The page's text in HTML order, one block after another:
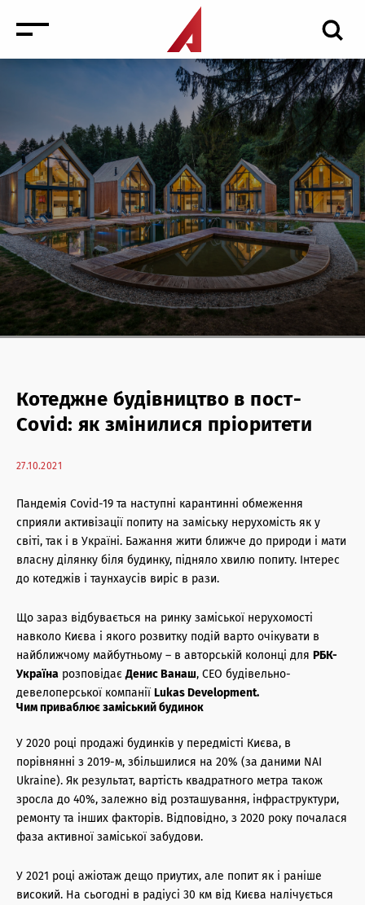
Новини
Заходи
Медіа
Житлова нерухомість: антикризові послуги
Офісна нерухомість: агентські послуги
Торгова нерухомість: агентські послуги
Інвестиції в нерухомість
Архітектурні послуги
Управління нерухомістю
Котеджне будівництво в пост-
Covid: як змінилися пріоритети
27.10.2021
Пандемія Covid-19 та наступні карантинні обмеження
сприяли активізації попиту на заміську нерухомість як у
світі, так і в Україні. Бажання жити ближче до природи і мати
власну ділянку біля будинку, підняло хвилю попиту. Інтерес
до котеджів і таунхаусів виріс в рази.
Що зараз відбувається на ринку заміської нерухомості
навколо Києва і якого розвитку подій варто очікувати в
найближчому майбутньому – в авторській колонці для РБК-
Україна розповідаєДенис Ванаш, СЕО будівельно-
девелоперської компанії Lukas Development.
Чим приваблює заміський будинок
У 2020 році продажі будинків у передмісті Києва, в
порівнянні з 2019-м, збільшилися на 20% (за даними NAI
Ukraine). Як результат, вартість квадратного метра також
зросла до 40%, залежно від розташування, інфраструктури,
ремонту та інших факторів. Відповідно, з 2020 року почалася
фаза активної заміської забудови.
У 2021 році ажіотаж дещо приутих, але попит як і раніше
високий. На сьогодні в радіусі 30 км від Києва налічується